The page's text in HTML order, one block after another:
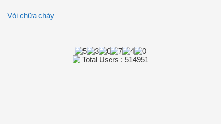
Vòi chữa cháy
Total Users : 514951